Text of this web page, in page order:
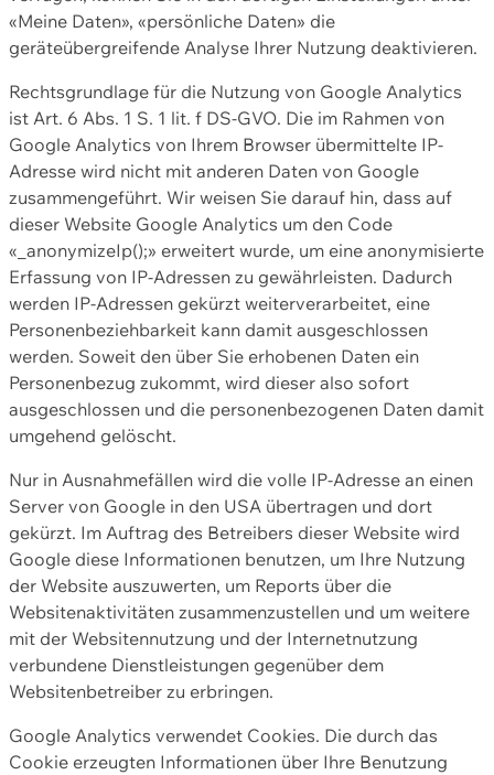
«Meine Daten», «persönliche Daten» die
geräteübergreifende Analyse Ihrer Nutzung deaktivieren.
Rechtsgrundlage für die Nutzung von Google Analytics
ist Art. 6 Abs. 1 S. 1 lit. f DS-GVO. Die im Rahmen von
Google Analytics von Ihrem Browser übermittelte IP-
Adresse wird nicht mit anderen Daten von Google
zusammengeführt. Wir weisen Sie darauf hin, dass auf
dieser Website Google Analytics um den Code
«_anonymizeIp();» erweitert wurde, um eine anonymisierte
Erfassung von IP-Adressen zu gewährleisten. Dadurch
werden IP-Adressen gekürzt weiterverarbeitet, eine
Personenbeziehbarkeit kann damit ausgeschlossen
werden. Soweit den über Sie erhobenen Daten ein
Personenbezug zukommt, wird dieser also sofort
ausgeschlossen und die personenbezogenen Daten damit
umgehend gelöscht.
Nur in Ausnahmefällen wird die volle IP-Adresse an einen
Server von Google in den USA übertragen und dort
gekürzt. Im Auftrag des Betreibers dieser Website wird
Google diese Informationen benutzen, um Ihre Nutzung
der Website auszuwerten, um Reports über die
Websitenaktivitäten zusammenzustellen und um weitere
mit der Websitennutzung und der Internetnutzung
verbundene Dienstleistungen gegenüber dem
Websitenbetreiber zu erbringen.
Google Analytics verwendet Cookies. Die durch das
Cookie erzeugten Informationen über Ihre Benutzung